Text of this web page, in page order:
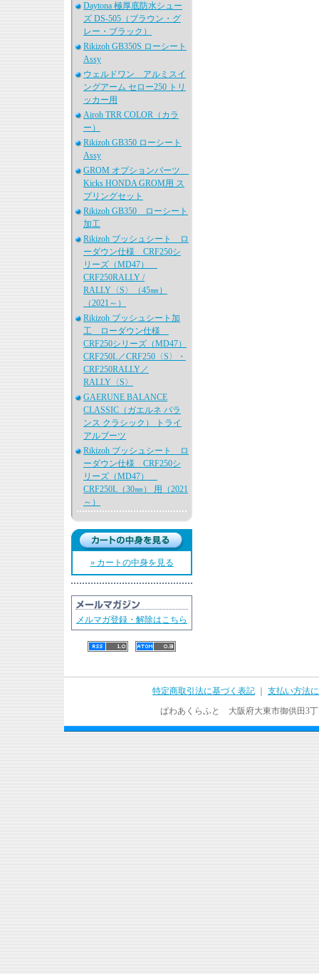
Daytona 極厚底防水シュー
ズ DS-505（ブラウン・グ
レー・ブラック）
Rikizoh GB350S ローシート
Assy
ウェルドワン アルミスイ
ングアーム セロー250 トリ
ッカー用
Airoh TRR COLOR（カラ
ー）
Rikizoh GB350 ローシート
Assy
GROM オプションパーツ
Kicks HONDA GROM用 ス
プリングセット
Rikizoh GB350 ローシート
加工
Rikizoh ブッシュシート ロ
ーダウン仕様 CRF250シ
リーズ（MD47）
CRF250RALLY /
RALLY〈S〉（45㎜）
（2021～）
Rikizoh ブッシュシート加
工 ローダウン仕様
CRF250シリーズ（MD47）
CRF250L／CRF250〈S〉・
CRF250RALLY／
RALLY〈S〉
GAERUNE BALANCE
CLASSIC（ガエルネ バラ
ンス クラシック） トライ
アルブーツ
Rikizoh ブッシュシート ロ
ーダウン仕様 CRF250シ
リーズ（MD47）
CRF250L（30㎜） 用（2021
～）
» カートの中身を見る
メルマガ登録・解除はこちら
特定商取引法に基づく表記
支払い方法
ぱわあくらふと 大阪府大東市御供田3